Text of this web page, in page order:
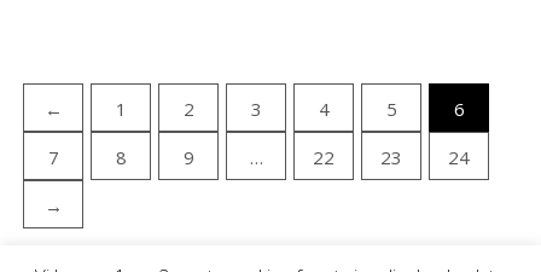
← 1 2 3 4 5
6
7
8 9 … 22 23
24
→